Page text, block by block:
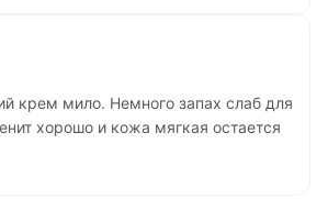
крем мило. Немного запах слаб для
хорошо и кожа мягкая остается